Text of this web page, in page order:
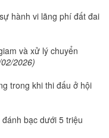
hành vi lãng phí đất đai
và xử lý chuyển
2026)
trong khi thi đấu ở hội
bạc dưới 5 triệu